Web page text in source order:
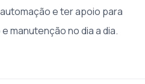
e ter apoio para
manutenção no dia a dia.